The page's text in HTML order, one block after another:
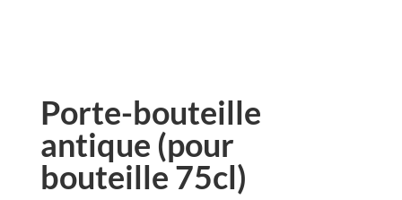
Porte-bouteille
antique (pour
bouteille 75cl)